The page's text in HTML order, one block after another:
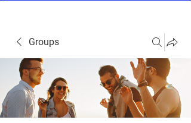
Groups